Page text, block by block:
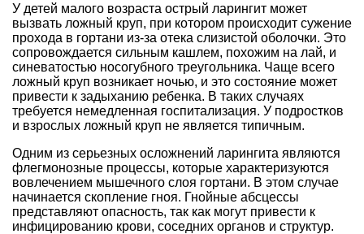
У детей малого возраста острый ларингит может
вызвать ложный круп, при котором происходит сужение
прохода в гортани из-за отека слизистой оболочки. Это
сопровождается сильным кашлем, похожим на лай, и
синеватостью носогубного треугольника. Чаще всего
ложный круп возникает ночью, и это состояние может
привести к задыханию ребенка. В таких случаях
требуется немедленная госпитализация. У подростков
и взрослых ложный круп не является типичным.
Одним из серьезных осложнений ларингита являются
флегмонозные процессы, которые характеризуются
вовлечением мышечного слоя гортани. В этом случае
начинается скопление гноя. Гнойные абсцессы
представляют опасность, так как могут привести к
инфицированию крови, соседних органов и структур.